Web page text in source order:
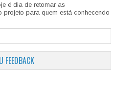
é dia de retomar as
projeto para quem está conhecendo
FEEDBACK